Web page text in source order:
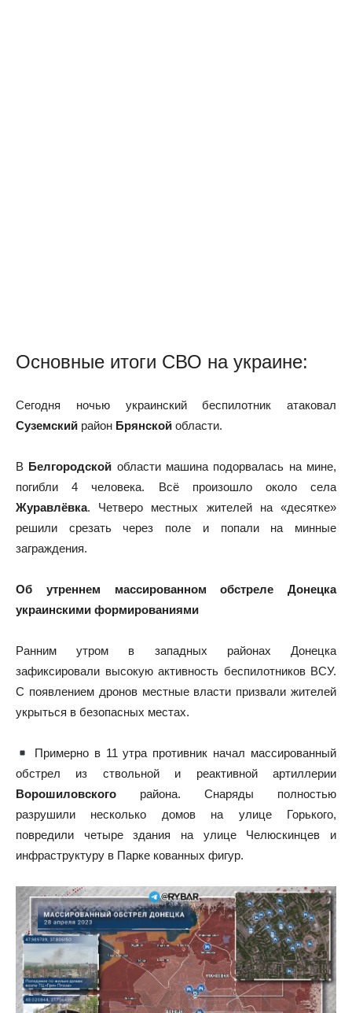
Основные итоги СВО на украине:
Сегодня ночью украинский беспилотник атаковал
Суземский район Брянской области.
В Белгородской области машина подорвалась на мине,
погибли 4 человека. Всё произошло около села
Журавлёвка. Четверо местных жителей на «десятке»
решили срезать через поле и попали на минные
заграждения.
Об утреннем массированном обстреле Донецка
украинскими формированиями
Ранним утром в западных районах Донецка
зафиксировали высокую активность беспилотников ВСУ.
С появлением дронов местные власти призвали жителей
укрыться в безопасных местах.
Примерно в 11 утра противник начал массированный
обстрел из ствольной и реактивной артиллерии
Ворошиловского района. Снаряды полностью
разрушили несколько домов на улице Горького,
повредили четыре здания на улице Челюскинцев и
инфраструктуру в Парке кованных фигур.